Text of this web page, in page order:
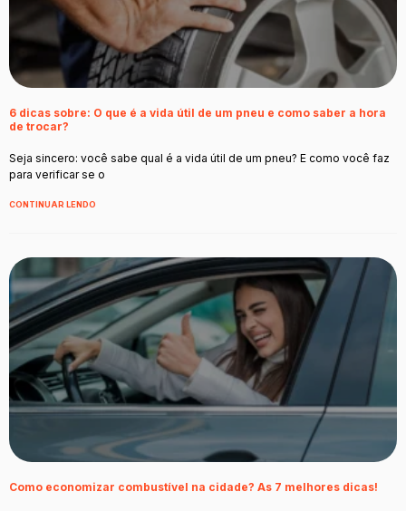
6 dicas sobre: O que é a vida útil de um pneu e como saber a hora
de trocar?
Seja sincero: você sabe qual é a vida útil de um pneu? E como você faz
para verificar se o
CONTINUAR LENDO
Como economizar combustível na cidade? As 7 melhores dicas!